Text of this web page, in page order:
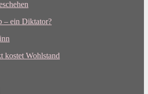
– ein Diktator?
kostet Wohlstand